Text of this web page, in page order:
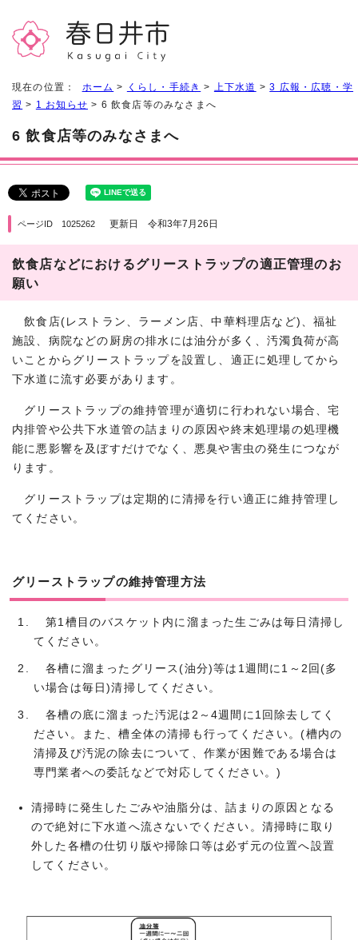
現在の位置： ホーム > くらし・手続き > 上下水道 >3 広報・広聴・学
習 > 1 お知らせ > 6 飲食店等のみなさまへ
6 飲食店等のみなさまへ
ページID 1025262 更新日 令和3年7月26日
飲食店などにおけるグリーストラップの適正管理のお
願い
飲食店(レストラン、ラーメン店、中華料理店など)、福祉
施設、病院などの厨房の排水には油分が多く、汚濁負荷が高
いことからグリーストラップを設置し、適正に処理してから
下水道に流す必要があります。
グリーストラップの維持管理が適切に行われない場合、宅
内排管や公共下水道管の詰まりの原因や終末処理場の処理機
能に悪影響を及ぼすだけでなく、悪臭や害虫の発生につなが
ります。
グリーストラップは定期的に清掃を行い適正に維持管理し
てください。
グリーストラップの維持管理方法
第1槽目のバスケット内に溜まった生ごみは毎日清掃し
てください。
各槽に溜まったグリース(油分)等は1週間に1～2回(多
い場合は毎日)清掃してください。
各槽の底に溜まった汚泥は2～4週間に1回除去してく
ださい。また、槽全体の清掃も行ってください。(槽内の
清掃及び汚泥の除去について、作業が困難である場合は
専門業者への委託などで対応してください。)
清掃時に発生したごみや油脂分は、詰まりの原因となる
ので絶対に下水道へ流さないでください。清掃時に取り
外した各槽の仕切り版や掃除口等は必ず元の位置へ設置
してください。